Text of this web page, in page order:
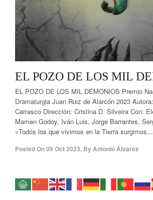
EL POZO DE LOS MIL
EL POZO DE LOS MIL DEMONIOS Premio
Dramaturgia Juan Ruiz de Alarcón 2023
Carrasco Dirección: Cristina D. Silveira Con:
Mamen Godoy, Iván Luis, Jorge Barrantes,
«Todos los que vivimos en la Tierra surgimos...
Posted On09 Oct 2023, ByAntonio Álvarez